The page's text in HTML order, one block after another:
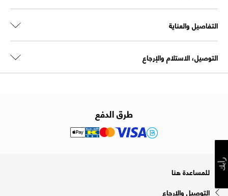
التفاصيل والعناية
التوصيل، الاستلام والإرجاع
طرق الدفع
للمساعدة هنا
التوصيل والإرجاع
رأيك